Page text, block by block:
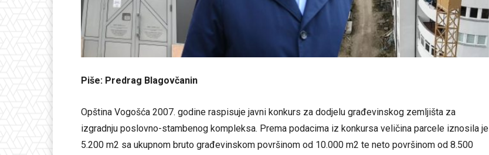
Piše: Predrag Blagovčanin
Opština Vogošća 2007. godine raspisuje javni konkurs za dodjelu građevinskog zemljišta za
izgradnju poslovno-stambenog kompleksa. Prema podacima iz konkursa veličina parcele iznosila je
5.200 m2 sa ukupnom bruto građevinskom površinom od 10.000 m2 te neto površinom od 8.500